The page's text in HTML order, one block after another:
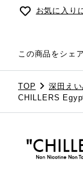
お気に入り
この商品をシェア
TOP
深田え
CHILLERS